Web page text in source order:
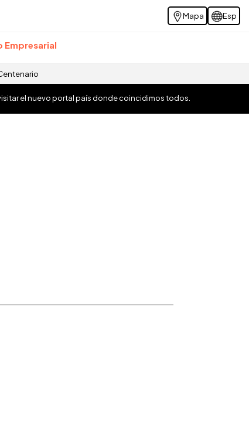
Mapa Esp
Empresarial
visitar el nuevo portal país donde coincidimos todos.